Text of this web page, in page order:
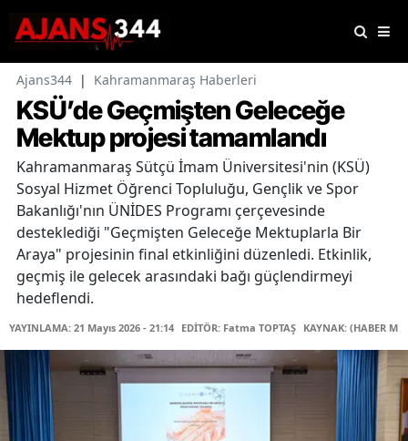
Ajans344 | Kahramanmaraş Haberleri
KSÜ’de Geçmişten Geleceğe
Mektup projesi tamamlandı
Kahramanmaraş Sütçü İmam Üniversitesi'nin (KSÜ)
Sosyal Hizmet Öğrenci Topluluğu, Gençlik ve Spor
Bakanlığı'nın ÜNİDES Programı çerçevesinde
desteklediği "Geçmişten Geleceğe Mektuplarla Bir
Araya" projesinin final etkinliğini düzenledi. Etkinlik,
geçmiş ile gelecek arasındaki bağı güçlendirmeyi
hedeflendi.
YAYINLAMA: 21 Mayıs 2026 - 21:14 EDİTÖR: Fatma TOPTAŞ KAYNAK: (HABER